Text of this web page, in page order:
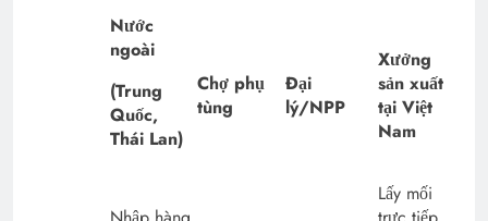
Nước
ngoài
(Trung
Quốc,
Thái Lan)
Chợ phụ
tùng
Đại
lý/NPP
Xưởng
sản xuất
tại Việt
Nam
Lấy mối